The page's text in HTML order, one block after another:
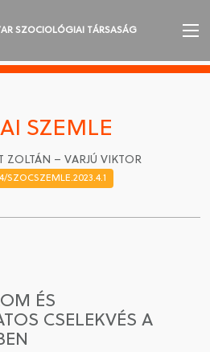
SZOCIOLÓGIAI TÁRSASÁG
SZEMLE
ZOLTÁN – VARJÚ VIKTOR
SZOCSZEMLE.2023.4.1
ÉS
CSELEKVÉS A